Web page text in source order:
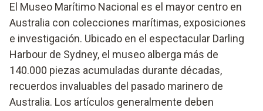
El Museo Marítimo Nacional es el mayor centro en
Australia con colecciones marítimas, exposiciones
e investigación. Ubicado en el espectacular Darling
Harbour de Sydney, el museo alberga más de
140.000 piezas acumuladas durante décadas,
recuerdos invaluables del pasado marinero de
Australia. Los artículos generalmente deben